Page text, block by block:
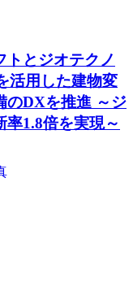
トとジオテクノ
活用した建物変
のDXを推進 ～ジ
1.8倍を実現～